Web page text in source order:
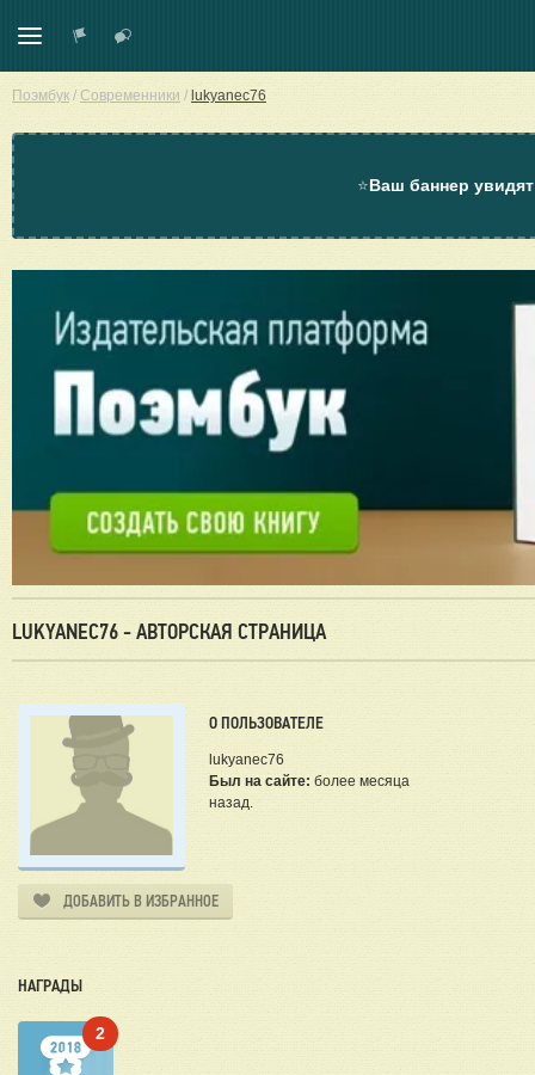
Поэмбук / Современники / lukyanec76
⭐Ваш баннер
LUKYANEC76 - АВТОРСКАЯ СТРАНИЦА
О ПОЛЬЗОВАТЕЛЕ
lukyanec76
Был на сайте: более месяца
назад.
ДОБАВИТЬ В ИЗБРАННОЕ
НАГРАДЫ
2